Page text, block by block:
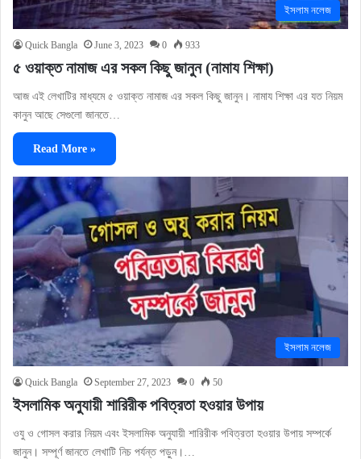
ইসলাম নলেজ
Quick Bangla June 3, 2023 0 933
৫ ওয়াক্ত নামাজ এর সকল কিছু জানুন (নামায শিক্ষা)
আজ এই লেখাটির মাধ্যমে ৫ ওয়াক্ত নামাজ এর সকল কিছু জানুন। নামায শিক্ষা এর যত নিয়ম
কানুন আছে সেগুলো জানতে…
Read More »
ইসলাম নলেজ
Quick Bangla September 27, 2023 0 50
ইসলামিক অনুযায়ী শারিরীক পবিত্রতা হওয়ার উপায়
ওযু ও গোসল করার নিয়ম এবং ইসলামিক অনুযায়ী শারিরীক পবিত্রতা হওয়ার উপায় সম্পর্কে
জানুন। সম্পূর্ণ জানতে লেখাটি নিচ পর্যন্ত পড়ুন।…